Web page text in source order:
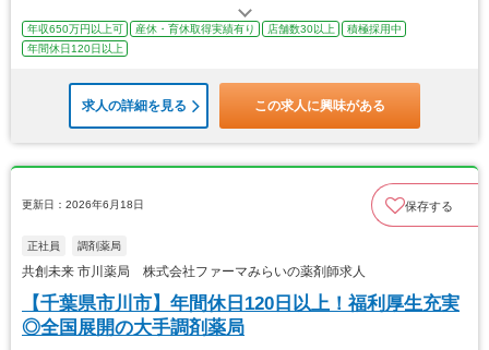
年収650万円以上可 産休・育休取得実績有り 店舗数30以上
積極採用中
年間休日120日以上
求人の詳細を見る この求人に興味がある
更新日：2026年6月18日 保存する
正社員 調剤薬局
共創未来 市川薬局 株式会社ファーマみらいの薬剤師求人
【千葉県市川市】年間休日120日以上！福利厚生充実
◎全国展開の大手調剤薬局